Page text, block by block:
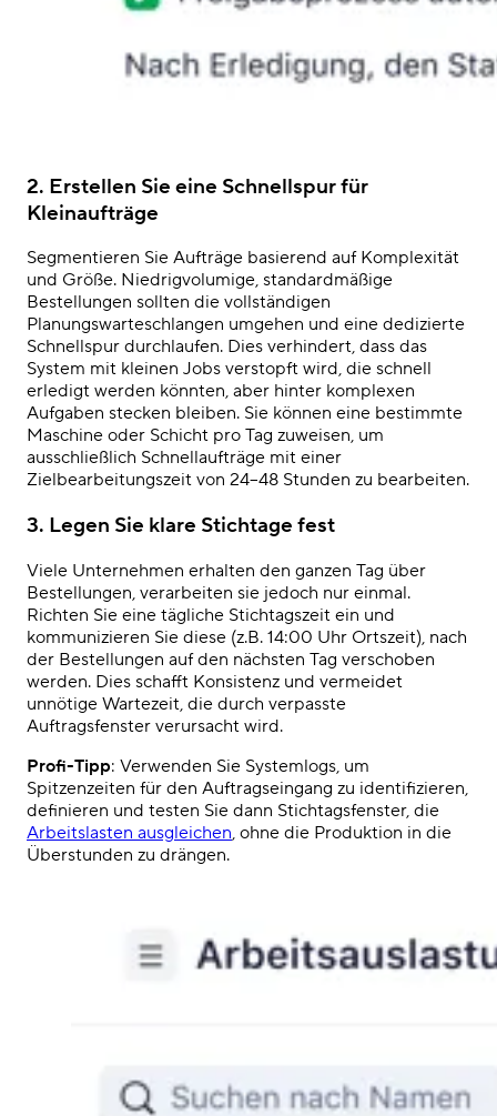
2. Erstellen Sie eine Schnellspur für
Kleinaufträge
Segmentieren Sie Aufträge basierend auf Komplexität
und Größe. Niedrigvolumige, standardmäßige
Bestellungen sollten die vollständigen
Planungswarteschlangen umgehen und eine dedizierte
Schnellspur durchlaufen. Dies verhindert, dass das
System mit kleinen Jobs verstopft wird, die schnell
erledigt werden könnten, aber hinter komplexen
Aufgaben stecken bleiben. Sie können eine bestimmte
Maschine oder Schicht pro Tag zuweisen, um
ausschließlich Schnellaufträge mit einer
Zielbearbeitungszeit von 24–48 Stunden zu bearbeiten.
3. Legen Sie klare Stichtage fest
Viele Unternehmen erhalten den ganzen Tag über
Bestellungen, verarbeiten sie jedoch nur einmal.
Richten Sie eine tägliche Stichtagszeit ein und
kommunizieren Sie diese (z.B. 14:00 Uhr Ortszeit), nach
der Bestellungen auf den nächsten Tag verschoben
werden. Dies schafft Konsistenz und vermeidet
unnötige Wartezeit, die durch verpasste
Auftragsfenster verursacht wird.
Profi-Tipp: Verwenden Sie Systemlogs, um
Spitzenzeiten für den Auftragseingang zu identifizieren,
definieren und testen Sie dann Stichtagsfenster, die
Arbeitslasten ausgleichen, ohne die Produktion in die
Überstunden zu drängen.